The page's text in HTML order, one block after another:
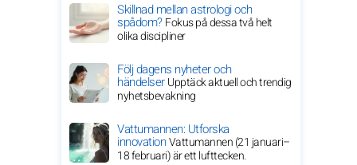
Skillnad mellan astrologi och
spådom?Fokus på dessa två helt
olika discipliner
Följ dagens nyheter och
händelserUpptäck aktuell och trendig
nyhetsbevakning
Vattumannen: Utforska
innovationVattumannen (21 januari–
18 februari) är ett lufttecken.